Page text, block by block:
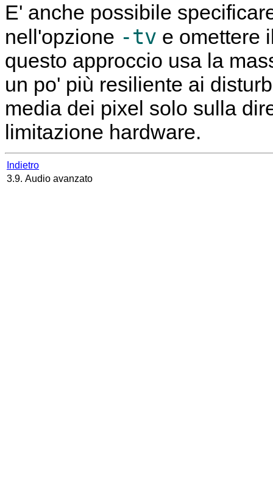
E' anche possibile
nell'opzione -tv e omettere
questo approccio usa la
un po' più resiliente ai
media dei pixel solo sulla
limitazione hardware.
Indietro
3.9. Audio avanzato